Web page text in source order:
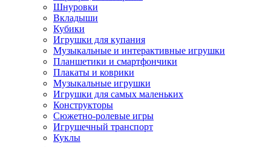
Шнуровки
Вкладыши
Кубики
Игрушки для купания
Музыкальные и интерактивные игрушки
Планшетики и смартфончики
Плакаты и коврики
Музыкальные игрушки
Игрушки для самых маленьких
Конструкторы
Сюжетно-ролевые игры
Игрушечный транспорт
Куклы